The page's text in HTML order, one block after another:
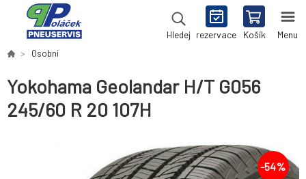
Hledej rezervace Košík Menu
Osobní
Yokohama Geolandar H/T G056
245/60 R 20 107H
-54%